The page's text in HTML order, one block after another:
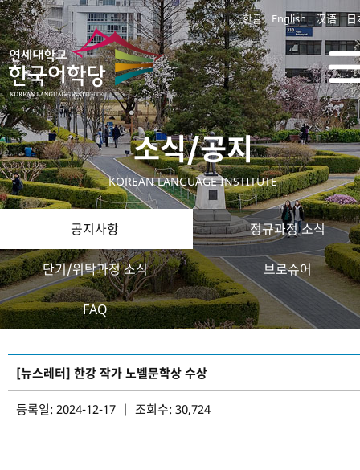
한글 English 汉语 日
소식/공지
KOREAN LANGUAGE INSTITUTE
공지사항 정규과정 소식
단기/위탁과정 소식 브로슈어
FAQ
[뉴스레터] 한강 작가 노벨문학상 수상
등록일: 2024-12-17 | 조회수: 30,724